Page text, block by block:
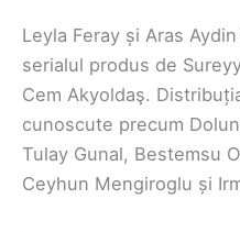
Leyla Feray și Aras
serialul produs de
Cem Akyoldaş.
cunoscute precum
Tulay Gunal, Bestemsu
Ceyhun Mengiroglu și